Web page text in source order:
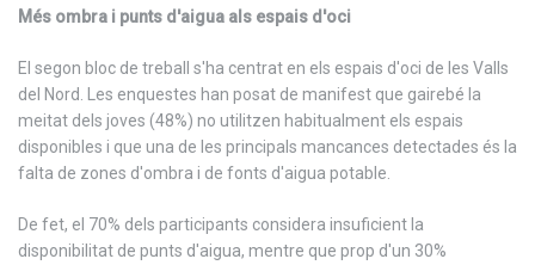
Més ombra i punts d'aigua als espais d'oci
El segon bloc de treball s'ha centrat en els espais d'oci de les Valls
del Nord. Les enquestes han posat de manifest que gairebé la
meitat dels joves (48%) no utilitzen habitualment els espais
disponibles i que una de les principals mancances detectades és la
falta de zones d'ombra i de fonts d'aigua potable.
De fet, el 70% dels participants considera insuficient la
disponibilitat de punts d'aigua, mentre que prop d'un 30%